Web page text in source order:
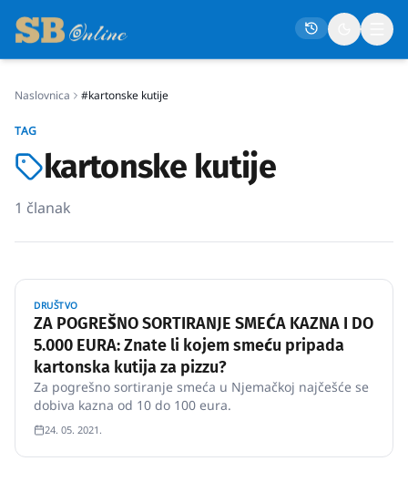
Društvo
Politika
Gospodarstvo
Crna kronika
Sport
Kultura
Osmrtnice
Naslovnica #kartonske kutije
TAG
kartonske kutije
1 članak
DRUŠTVO
ZA POGREŠNO SORTIRANJE SMEĆA KAZNA I DO
5.000 EURA: Znate li kojem smeću pripada
kartonska kutija za pizzu?
Za pogrešno sortiranje smeća u Njemačkoj najčešće se
dobiva kazna od 10 do 100 eura.
24. 05. 2021.